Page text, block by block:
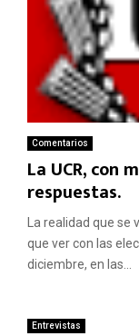
Comentarios
La UCR, con
respuestas.
La realidad que se
que ver con las
diciembre, en las...
Entrevistas